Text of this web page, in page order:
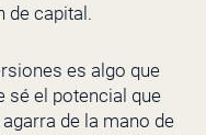
de capital.
es algo que
sé el potencial que
de la mano de